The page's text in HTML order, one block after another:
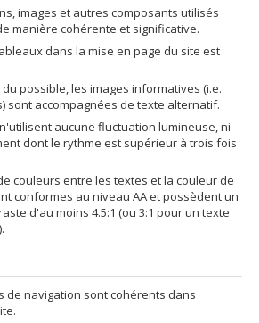
images et autres composants utilisés
manière cohérente et significative.
dans la mise en page du site est
possible, les images informatives (i.e.
sont accompagnées de texte alternatif.
aucune fluctuation lumineuse, ni
dont le rythme est supérieur à trois fois
couleurs entre les textes et la couleur de
conformes au niveau AA et possèdent un
d'au moins 4.5:1 (ou 3:1 pour un texte
de navigation sont cohérents dans